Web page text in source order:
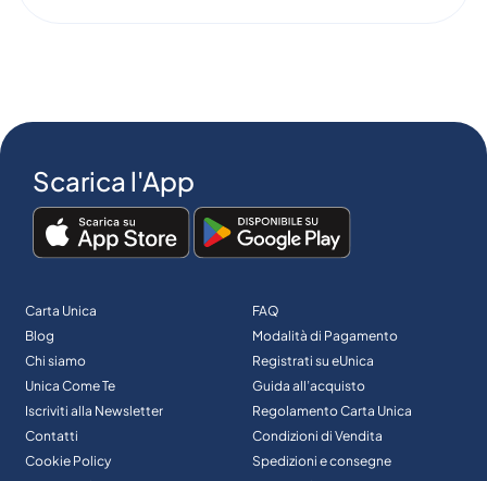
Scarica l'App
Carta Unica
Blog
Chi siamo
Unica Come Te
Iscriviti alla Newsletter
Contatti
Cookie Policy
FAQ
Modalità di Pagamento
Registrati su eUnica
Guida all’acquisto
Regolamento Carta Unica
Condizioni di Vendita
Spedizioni e consegne